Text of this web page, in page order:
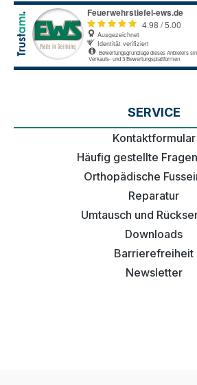
SERVICE
Kontaktformular
Häufig gestellte
Orthopädische
Reparatur
Umtausch und
Downloads
Barrierefreiheit
Newsletter